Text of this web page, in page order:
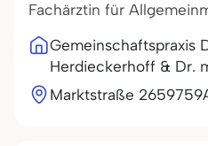
Fachärztin für
Gemeinschaftspraxis
Herdieckerhoff & Dr.
Marktstraße 2659759